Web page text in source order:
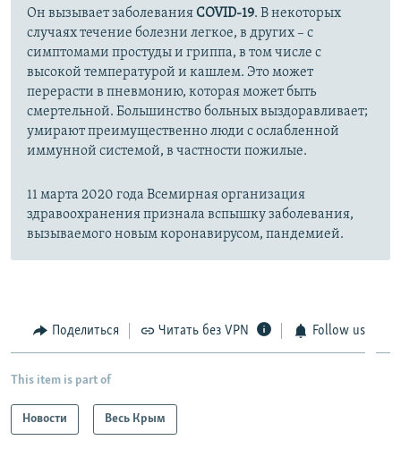
Он вызывает заболеванияCOVID-19. В некоторых
случаях течение болезни легкое, в других – с
симптомами простуды и гриппа, в том числе с
высокой температурой и кашлем. Это может
перерасти в пневмонию, которая может быть
смертельной. Большинство больных выздоравливает;
умирают преимущественно люди с ослабленной
иммунной системой, в частности пожилые.
11 марта 2020 года Всемирная организация
здравоохранения признала вспышку заболевания,
вызываемого новым коронавирусом, пандемией.
Поделиться Читать без VPN Follow us
This item is part of
Новости Весь Крым